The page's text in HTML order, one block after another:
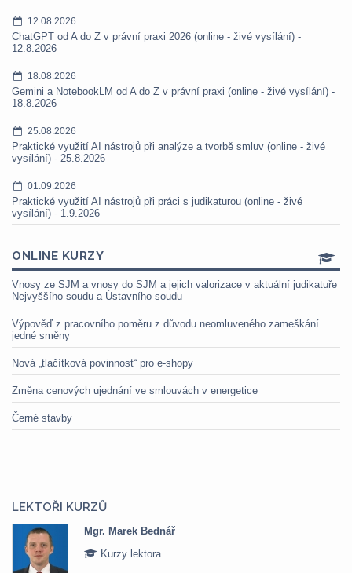
12.08.2026
ChatGPT od A do Z v právní praxi 2026 (online - živé vysílání) -
12.8.2026
18.08.2026
Gemini a NotebookLM od A do Z v právní praxi (online - živé vysílání) -
18.8.2026
25.08.2026
Praktické využití AI nástrojů při analýze a tvorbě smluv (online - živé
vysílání) - 25.8.2026
01.09.2026
Praktické využití AI nástrojů při práci s judikaturou (online - živé
vysílání) - 1.9.2026
ONLINE KURZY
Vnosy ze SJM a vnosy do SJM a jejich valorizace v aktuální judikatuře
Nejvyššího soudu a Ústavního soudu
Výpověď z pracovního poměru z důvodu neomluveného zameškání
jedné směny
Nová „tlačítková povinnost“ pro e-shopy
Změna cenových ujednání ve smlouvách v energetice
Černé stavby
LEKTOŘI KURZŮ
Mgr. Veronika Pázmányová
Kurzy lektora